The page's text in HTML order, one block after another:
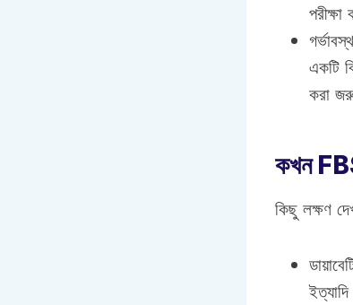
একটি
করা
কখন
কিছু লক্ষণ